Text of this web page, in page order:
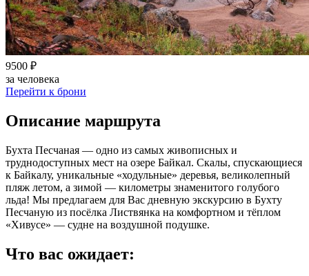
9500 ₽
за человека
Перейти к брони
Описание маршрута
Бухта Песчаная — одно из самых живописных и
труднодоступных мест на озере Байкал. Скалы, спускающиеся
к Байкалу, уникальные «ходульные» деревья, великолепный
пляж летом, а зимой — километры знаменитого голубого
льда! Мы предлагаем для Вас дневную экскурсию в Бухту
Песчаную из посёлка Листвянка на комфортном и тёплом
«Хивусе» — судне на воздушной подушке.
Что вас ожидает: